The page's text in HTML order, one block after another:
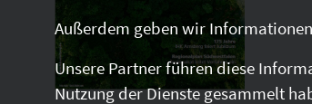
Außerdem geben wir
Unsere Partner führen diese
Nutzung der Dienste gesammelt